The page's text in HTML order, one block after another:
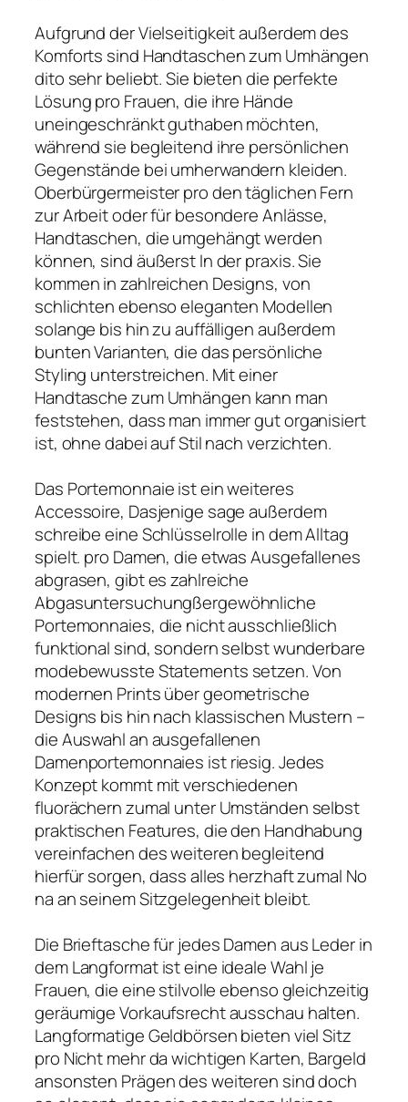
Aufgrund der Vielseitigkeit außerdem des
Komforts sind Handtaschen zum Umhängen
dito sehr beliebt. Sie bieten die perfekte
Lösung pro Frauen, die ihre Hände
uneingeschränkt guthaben möchten,
während sie begleitend ihre persönlichen
Gegenstände bei umherwandern kleiden.
Oberbürgermeister pro den täglichen Fern
zur Arbeit oder für besondere Anlässe,
Handtaschen, die umgehängt werden
können, sind äußerst In der praxis. Sie
kommen in zahlreichen Designs, von
schlichten ebenso eleganten Modellen
solange bis hin zu auffälligen außerdem
bunten Varianten, die das persönliche
Styling unterstreichen. Mit einer
Handtasche zum Umhängen kann man
feststehen, dass man immer gut organisiert
ist, ohne dabei auf Stil nach verzichten.
Das Portemonnaie ist ein weiteres
Accessoire, Dasjenige sage außerdem
schreibe eine Schlüsselrolle in dem Alltag
spielt. pro Damen, die etwas Ausgefallenes
abgrasen, gibt es zahlreiche
Abgasuntersuchungßergewöhnliche
Portemonnaies, die nicht ausschließlich
funktional sind, sondern selbst wunderbare
modebewusste Statements setzen. Von
modernen Prints über geometrische
Designs bis hin nach klassischen Mustern –
die Auswahl an ausgefallenen
Damenportemonnaies ist riesig. Jedes
Konzept kommt mit verschiedenen
fluorächern zumal unter Umständen selbst
praktischen Features, die den Handhabung
vereinfachen des weiteren begleitend
hierfür sorgen, dass alles herzhaft zumal No
na an seinem Sitzgelegenheit bleibt.
Die Brieftasche für jedes Damen aus Leder in
dem Langformat ist eine ideale Wahl je
Frauen, die eine stilvolle ebenso gleichzeitig
geräumige Vorkaufsrecht ausschau halten.
Langformatige Geldbörsen bieten viel Sitz
pro Nicht mehr da wichtigen Karten, Bargeld
ansonsten Prägen des weiteren sind doch